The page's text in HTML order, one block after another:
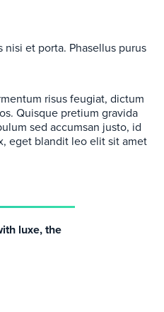
et porta. Phasellus purus
risus feugiat, dictum
Quisque pretium gravida
sed accumsan justo, id
eget blandit leo elit sit amet
luxe, the